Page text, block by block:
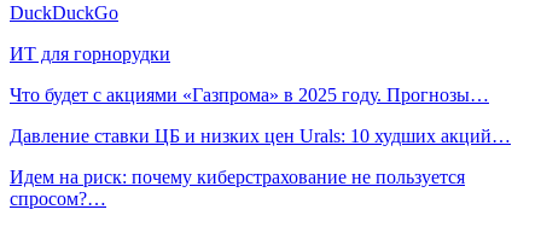
DuckDuckGo
ИТ для горнорудки
Что будет с акциями «Газпрома» в 2025 году. Прогнозы…
Давление ставки ЦБ и низких цен Urals: 10 худших акций…
Идем на риск: почему киберстрахование не пользуется
спросом?…